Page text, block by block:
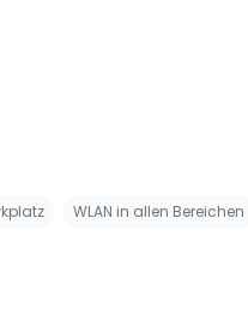
WLAN in allen Bereichen